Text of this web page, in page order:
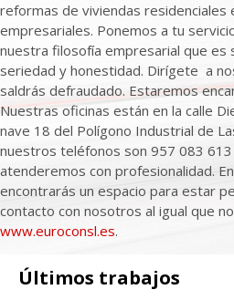
reformas de viviendas residenciales
empresariales. Ponemos a tu
nuestra filosofía empresarial que es
seriedad y honestidad. Dirígete a
saldrás defraudado. Estaremos
Nuestras oficinas están en la calle
nave 18 del Polígono Industrial de
nuestros teléfonos son 957 083
atenderemos con profesionalidad. En
encontrarás un espacio para estar
contacto con nosotros al igual que
www.euroconsl.es.
Últimos trabajos